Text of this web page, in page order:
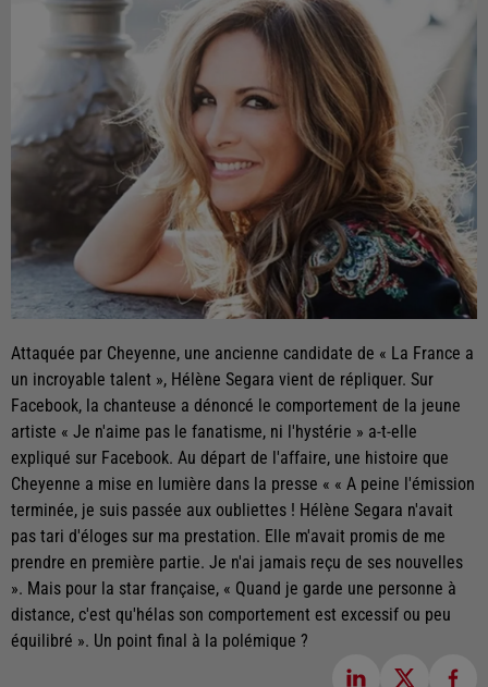
Attaquée par Cheyenne, une ancienne candidate de « La France a
un incroyable talent », Hélène Segara vient de répliquer. Sur
Facebook, la chanteuse a dénoncé le comportement de la jeune
artiste « Je n'aime pas le fanatisme, ni l'hystérie » a-t-elle
expliqué sur Facebook. Au départ de l'affaire, une histoire que
Cheyenne a mise en lumière dans la presse « « A peine l'émission
terminée, je suis passée aux oubliettes ! Hélène Segara n'avait
pas tari d'éloges sur ma prestation. Elle m'avait promis de me
prendre en première partie. Je n'ai jamais reçu de ses nouvelles
». Mais pour la star française, « Quand je garde une personne à
distance, c'est qu'hélas son comportement est excessif ou peu
équilibré ». Un point final à la polémique ?